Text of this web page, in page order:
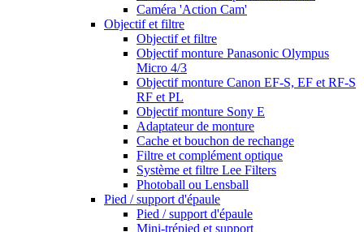
Caméra 'Action Cam'
Objectif et filtre
Objectif et filtre
Objectif monture Panasonic Olympus
Micro 4/3
Objectif monture Canon EF-S, EF et RF-S
RF et PL
Objectif monture Sony E
Adaptateur de monture
Cache et bouchon de rechange
Filtre et complément optique
Système et filtre Lee Filters
Photoball ou Lensball
Pied / support d'épaule
Pied / support d'épaule
Mini-trépied et support